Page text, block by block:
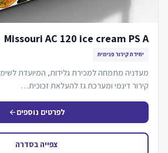
Missouri AC 120 ice cream PS A
יחידת קירור פנימית
מעדניה מתמחה למכירת גלידות, המיועדת
קירור דינמי ומערכת גז להעלאת זכוכית…
לפרטים נוספיםarrow_back
צפייה בסדרה